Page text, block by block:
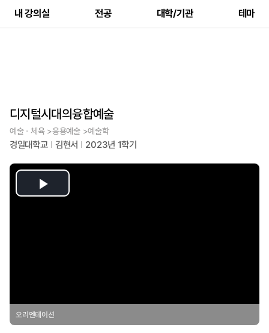
내 강의실 전공 대학/기관 테마
디지털시대의융합예술
예술ㆍ체육 >응용예술 >예술학
경일대학교 김현서 2023년 1학기
Play
오리엔테이션